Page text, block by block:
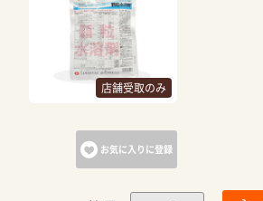
店舗受取のみ
お気に入りに登録